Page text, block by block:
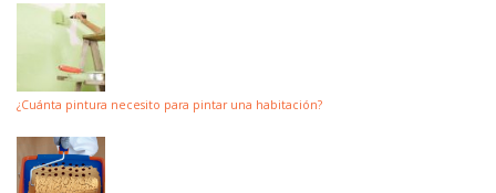
¿Cuánta pintura necesito para pintar una habitación?